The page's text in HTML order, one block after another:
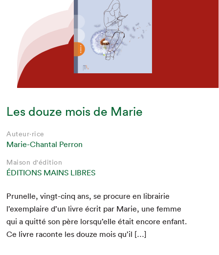
Les douze mois de Marie
Auteur·rice
Marie-Chantal Perron
Maison d'édition
ÉDITIONS MAINS LIBRES
Prunelle, vingt-cinq ans, se pro­cure en librairie
l’exemplaire d’un livre écrit par Marie, une femme
qui a quit­té son père lorsqu’elle était encore enfant.
Ce livre racon­te les douze mois qu’il […]